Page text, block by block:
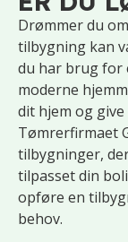
Drømmer du
tilbygning kan
du har brug for
moderne
dit hjem og
Tømrerfirmaet
tilbygninger,
tilpasset din
opføre en
behov.